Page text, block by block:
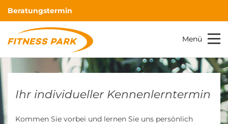
Beratungstermin
Menü
Ihr individueller Kennenlerntermin
Kommen Sie vorbei und lernen Sie uns persönlich